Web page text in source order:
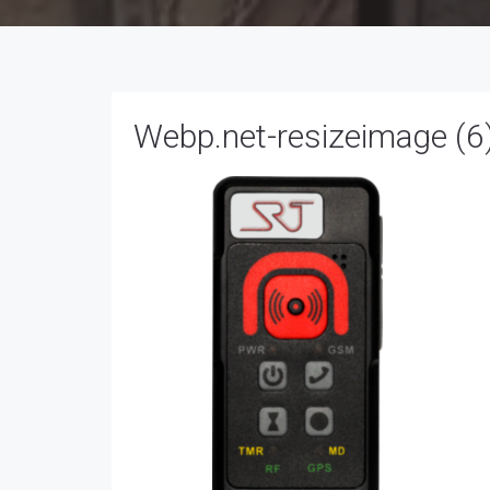
Webp.net-resizeimage